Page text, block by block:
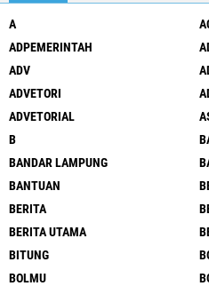
A
ADPEMERINTAH
ADV
ADVETORI
ADVETORIAL
B
BANDAR LAMPUNG
BANTUAN
BERITA
BERITA UTAMA
BITUNG
BOLMU